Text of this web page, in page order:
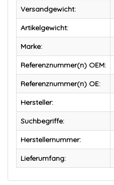
Versandgewicht:
Artikelgewicht:
Marke:
Referenznummer(n) OEM:
Referenznummer(n) OE:
Hersteller:
Suchbegriffe:
Herstellernummer:
Lieferumfang: